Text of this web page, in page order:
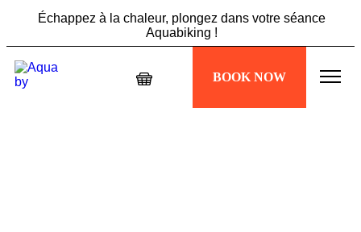
Échappez à la chaleur, plongez dans votre séance
Aquabiking !
Ne manquez pas l'offre Summer Vibes : 5 sessions à 89€,
profitez-en maintenant !BOOK NOW